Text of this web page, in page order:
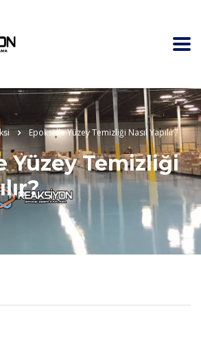
Epoksi İle Yüzey Temizliği Nasıl Yapılır?
Yüzey Temizliği